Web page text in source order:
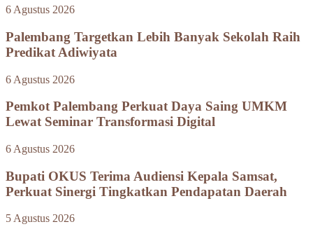
6 Agustus 2026
Palembang Targetkan Lebih Banyak Sekolah Raih
Predikat Adiwiyata
6 Agustus 2026
Pemkot Palembang Perkuat Daya Saing UMKM
Lewat Seminar Transformasi Digital
6 Agustus 2026
Bupati OKUS Terima Audiensi Kepala Samsat,
Perkuat Sinergi Tingkatkan Pendapatan Daerah
5 Agustus 2026